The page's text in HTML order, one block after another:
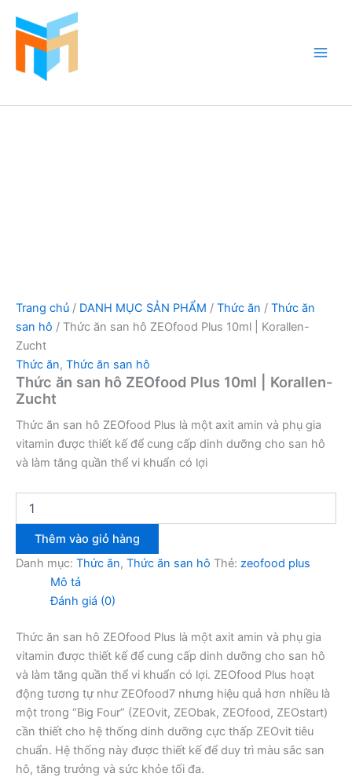
Trang chủ / DANH MỤC SẢN PHẨM / Thức ăn / Thức ăn
san hô / Thức ăn san hô ZEOfood Plus 10ml | Korallen-
Zucht
Thức ăn, Thức ăn san hô
Thức ăn san hô ZEOfood Plus 10ml | Korallen-
Zucht
Thức ăn san hô ZEOfood Plus là một axit amin và phụ gia
vitamin được thiết kế để cung cấp dinh dưỡng cho san hô
và làm tăng quần thể vi khuẩn có lợi
ăn
san
ZEOfood
Thêm vào giỏ hàng
Danh mục: Thức ăn, Thức ăn san hô Thẻ: zeofood plus
Mô tả
Đánh giá (0)
Thức ăn san hô ZEOfood Plus là một axit amin và phụ gia
vitamin được thiết kế để cung cấp dinh dưỡng cho san hô
và làm tăng quần thể vi khuẩn có lợi. ZEOfood Plus hoạt
động tương tự như ZEOfood7 nhưng hiệu quả hơn nhiều là
một trong “Big Four” (ZEOvit, ZEObak, ZEOfood, ZEOstart)
cần thiết cho hệ thống dinh dưỡng cực thấp ZEOvit tiêu
chuẩn. Hệ thống này được thiết kế để duy trì màu sắc san
hô, tăng trưởng và sức khỏe tối đa.